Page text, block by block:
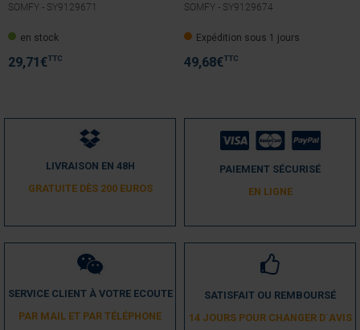
SOMFY - SY9129671
en stock
29,71 €TTC
SOMFY - SY9129674
Expédition sous 1 jours
49,68€TTC
LIVRAISON EN 48H
GRATUITE DÈS 200 EUROS
PAIEMENT SÉCURISÉ
EN LIGNE
SERVICE CLIENT À VOTRE ECOUTE
PAR MAIL ET PAR TÉLÉPHONE
SATISFAIT OU REMBOURSÉ
14 JOURS POUR CHANGER D´AVIS